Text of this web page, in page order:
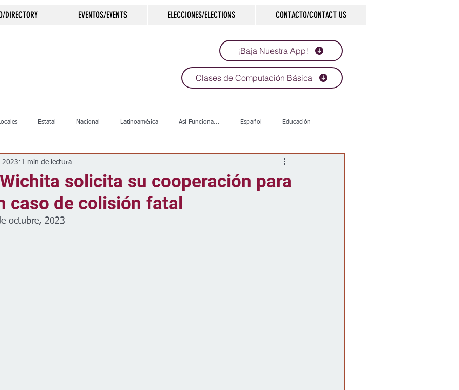
DIRECTORY EVENTOS/EVENTS ELECCIONES/ELECTIONS CONTACTO/CONTACT US
¡Baja Nuestra App!
Clases de Computación Básica
Estatal Nacional Latinoamérica Así Funciona... Español Educación
Salud Arte & Cultura
Escuelas Calles Desamparados Carreteras
solicita su cooperación para
caso de colisión fatal
2023 1 min de lectura
octubre, 2023